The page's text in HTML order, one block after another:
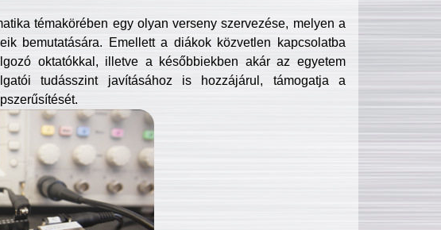
témakörében egy olyan verseny szervezése, melyen a
bemutatására. Emellett a diákok közvetlen kapcsolatba
oktatókkal, illetve a későbbiekben akár az egyetem
tudásszint javításához is hozzájárul, támogatja a